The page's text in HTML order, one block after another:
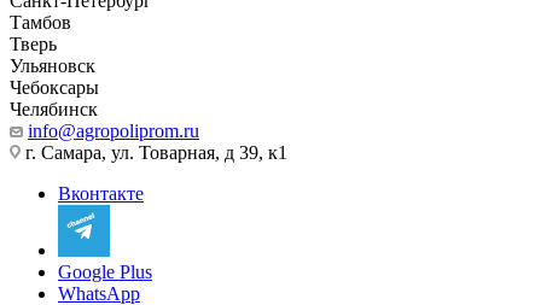
Тамбов
Тверь
Ульяновск
Чебоксары
Челябинск
info@agropoliprom.ru
г. Самара, ул. Товарная, д 39, к1
Вконтакте
Google Plus
WhatsApp